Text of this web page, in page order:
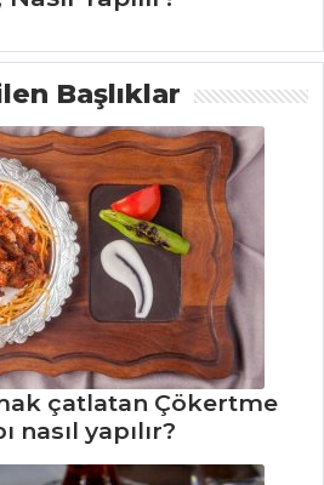
Başlıklar
çatlatan Çökertme
nasıl yapılır?